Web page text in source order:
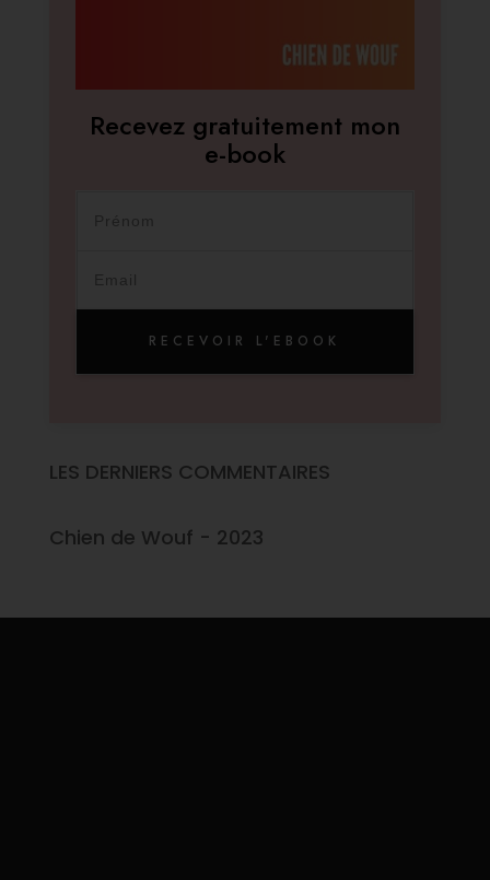
Recevez gratuitement mon
e-book
RECEVOIR L'EBOOK
LES DERNIERS COMMENTAIRES
Chien de Wouf - 2023